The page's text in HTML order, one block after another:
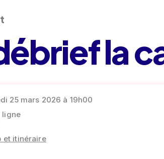
la
25 mars 2026 à 19h00
ligne
et itinéraire